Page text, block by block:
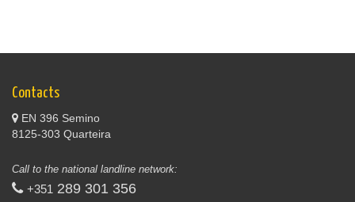
Contacts
EN 396 Semino
8125-303 Quarteira
Call to the national landline network:
+351 289 301 356